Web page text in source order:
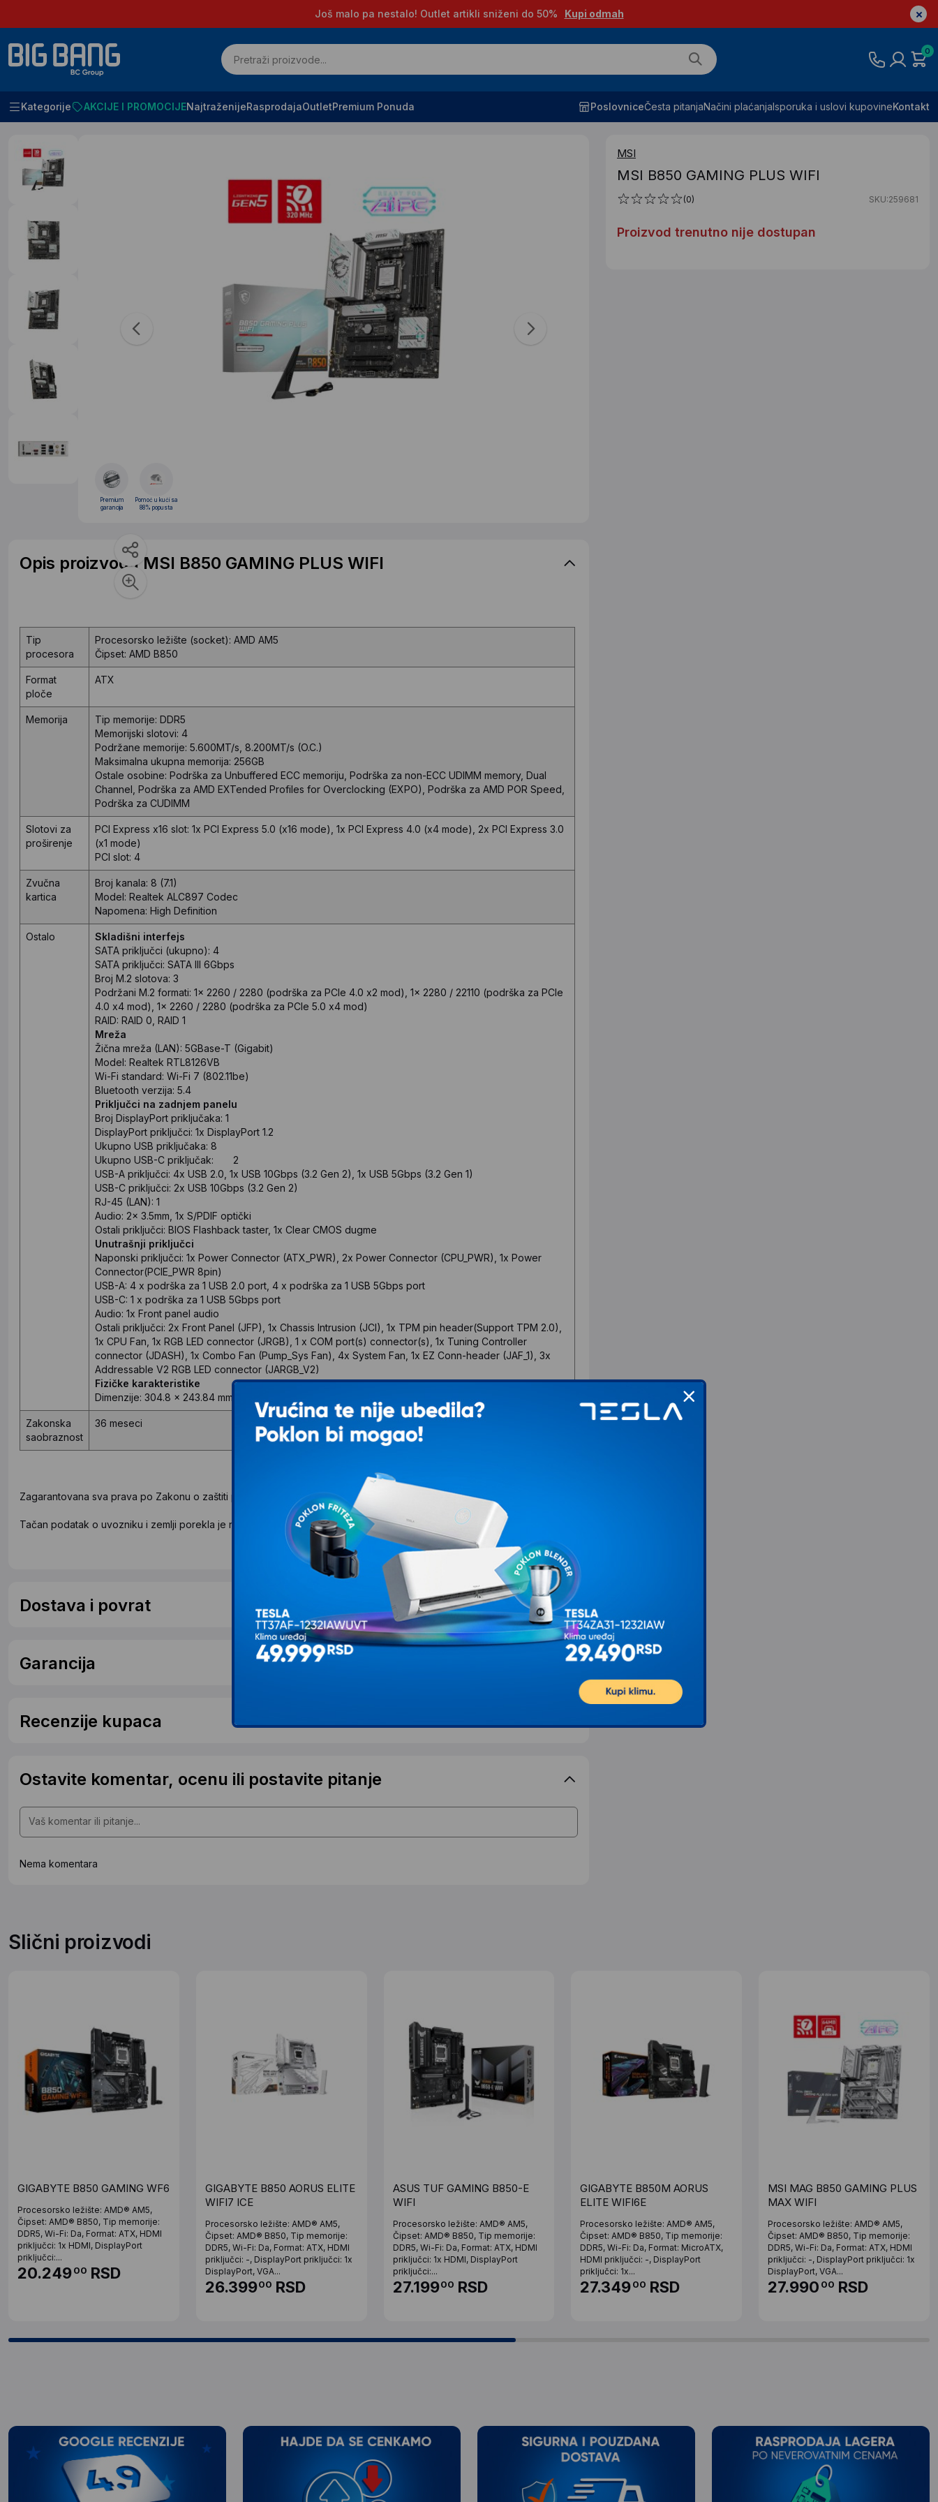
Još malo pa nestalo! Outlet artikli sniženi do 50% Kupi odmah
0
Kategorije AKCIJE I PROMOCIJENajtraženijeRasprodajaOutletPremium Ponuda PoslovniceČesta pitanjaNačini plaćanjaIsporuka i uslovi kupovineKontakt
Početna Racunari i komponente Maticne ploce AMD
MSI
MSI B850 GAMING PLUS WIFI
(0) SKU:259681
Proizvod trenutno nije dostupan
Premium
garancija
Pomoć u kući sa
88% popusta
Opis proizvoda MSI B850 GAMING PLUS WIFI
Tip
procesora
Procesorsko ležište (socket): AMD AM5
Čipset: AMD B850
Format
ploče
ATX
Memorija
Tip memorije: DDR5
Memorijski slotovi: 4
Podržane memorije: 5.600MT/s, 8.200MT/s (O.C.)
Maksimalna ukupna memorija: 256GB
Ostale osobine: Podrška za Unbuffered ECC memoriju, Podrška za non-ECC UDIMM memory, Dual
Channel, Podrška za AMD EXTended Profiles for Overclocking (EXPO), Podrška za AMD POR Speed,
Podrška za CUDIMM
Slotovi za
proširenje
PCI Express x16 slot: 1x PCI Express 5.0 (x16 mode), 1x PCI Express 4.0 (x4 mode), 2x PCI Express 3.0
(x1 mode)
PCI slot: 4
Zvučna
kartica
Broj kanala: 8 (7.1)
Model: Realtek ALC897 Codec
Napomena: High Definition
Ostalo
Skladišni interfejs
SATA priključci (ukupno): 4
SATA priključci: SATA III 6Gbps
Broj M.2 slotova: 3
Podržani M.2 formati: 1x 2260 / 2280 (podrška za PCIe 4.0 x2 mod), 1x 2280 / 22110 (podrška za PCIe
4.0 x4 mod), 1x 2260 / 2280 (podrška za PCIe 5.0 x4 mod)
RAID: RAID 0, RAID 1
Mreža
Žična mreža (LAN): 5GBase-T (Gigabit)
Model: Realtek RTL8126VB
Wi-Fi standard: Wi-Fi 7 (802.11be)
Bluetooth verzija: 5.4
Priključci na zadnjem panelu
Broj DisplayPort priključaka: 1
DisplayPort priključci: 1x DisplayPort 1.2
Ukupno USB priključaka: 8
Ukupno USB-C priključak: 2
USB-A priključci: 4x USB 2.0, 1x USB 10Gbps (3.2 Gen 2), 1x USB 5Gbps (3.2 Gen 1)
USB-C priključci: 2x USB 10Gbps (3.2 Gen 2)
RJ-45 (LAN): 1
Audio: 2x 3.5mm, 1x S/PDIF optički
Ostali priključci: BIOS Flashback taster, 1x Clear CMOS dugme
Unutrašnji priključci
Naponski priključci: 1x Power Connector (ATX_PWR), 2x Power Connector (CPU_PWR), 1x Power
Connector(PCIE_PWR 8pin)
USB-A: 4 x podrška za 1 USB 2.0 port, 4 x podrška za 1 USB 5Gbps port
USB-C: 1 x podrška za 1 USB 5Gbps port
Audio: 1x Front panel audio
Ostali priključci: 2x Front Panel (JFP), 1x Chassis Intrusion (JCI), 1x TPM pin header(Support TPM 2.0),
1x CPU Fan, 1x RGB LED connector (JRGB), 1 x COM port(s) connector(s), 1x Tuning Controller
connector (JDASH), 1x Combo Fan (Pump_Sys Fan), 4x System Fan, 1x EZ Conn-header (JAF_1), 3x
Addressable V2 RGB LED connector (JARGB_V2)
Fizičke karakteristike
Dimenzije: 304.8 x 243.84 mm
Zakonska
saobraznost
36 meseci
Zagarantovana sva prava po Zakonu o zaštiti potrošača.
Tačan podatak o uvozniku i zemlji porekla je naveden na deklaraciji proizvoda.
Dostava i povrat
Garancija
Recenzije kupaca
Ostavite komentar, ocenu ili postavite pitanje
Nema komentara
Slični proizvodi
GIGABYTE B850 GAMING WF6
Procesorsko ležište: AMD® AM5,
Čipset: AMD® B850, Tip memorije:
DDR5, Wi-Fi: Da, Format: ATX, HDMI
priključci: 1x HDMI, DisplayPort
priključci:...
20.24900 RSD
GIGABYTE B850 AORUS ELITE
WIFI7 ICE
Procesorsko ležište: AMD® AM5,
Čipset: AMD® B850, Tip memorije:
DDR5, Wi-Fi: Da, Format: ATX, HDMI
priključci: -, DisplayPort priključci: 1x
DisplayPort, VGA...
26.39900 RSD
ASUS TUF GAMING B850-E
WIFI
Procesorsko ležište: AMD® AM5,
Čipset: AMD® B850, Tip memorije:
DDR5, Wi-Fi: Da, Format: ATX, HDMI
priključci: 1x HDMI, DisplayPort
priključci:...
27.19900 RSD
GIGABYTE B850M AORUS
ELITE WIFI6E
Procesorsko ležište: AMD® AM5,
Čipset: AMD® B850, Tip memorije:
DDR5, Wi-Fi: Da, Format: MicroATX,
HDMI priključci: -, DisplayPort
priključci: 1x...
27.34900 RSD
MSI MAG B850 GAMING PLUS
MAX WIFI
Procesorsko ležište: AMD® AM5,
Čipset: AMD® B850, Tip memorije:
DDR5, Wi-Fi: Da, Format: ATX, HDMI
priključci: -, DisplayPort priključci: 1x
DisplayPort, VGA...
27.990 00 RSD